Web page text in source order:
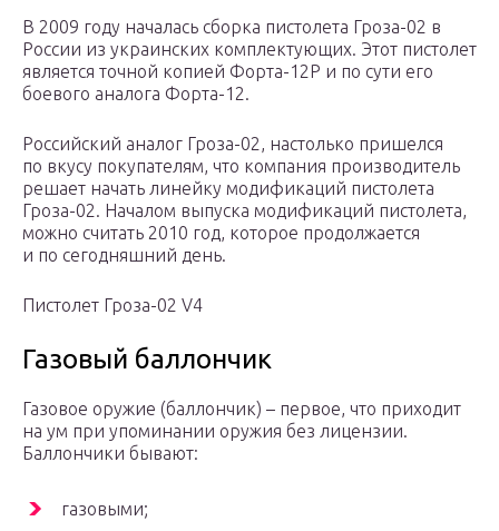
В 2009 году началась сборка пистолета Гроза-02 в
России из украинских комплектующих. Этот пистолет
является точной копией Форта-12Р и по сути его
боевого аналога Форта-12.
Российский аналог Гроза-02, настолько пришелся
по вкусу покупателям, что компания производитель
решает начать линейку модификаций пистолета
Гроза-02. Началом выпуска модификаций пистолета,
можно считать 2010 год, которое продолжается
и по сегодняшний день.
Пистолет Гроза-02 V4
Газовый баллончик
Газовое оружие (баллончик) – первое, что приходит
на ум при упоминании оружия без лицензии.
Баллончики бывают:
газовыми;